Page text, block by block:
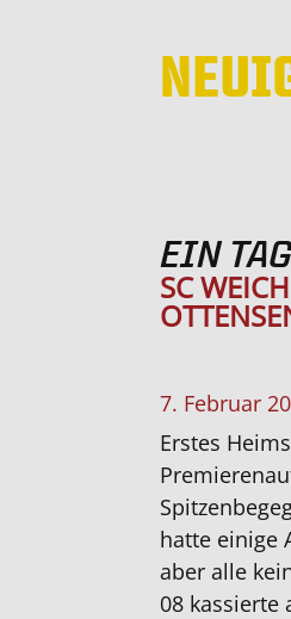
EIN
SC
7. Februar
Erstes
hatte einige
aber alle
08 kassierte